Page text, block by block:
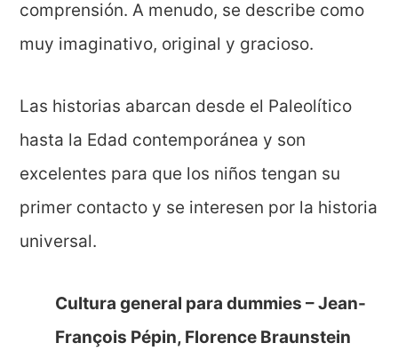
comprensión. A menudo, se describe como
muy imaginativo, original y gracioso.
Las historias abarcan desde el Paleolítico
hasta la Edad contemporánea y son
excelentes para que los niños tengan su
primer contacto y se interesen por la historia
universal.
Cultura general para dummies – Jean-
François Pépin, Florence Braunstein